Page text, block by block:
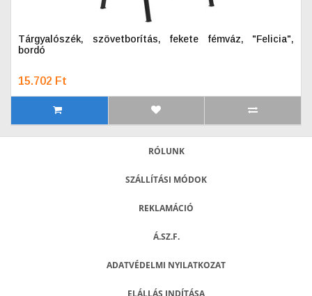
Tárgyalószék, szövetborítás, fekete fémváz, "Felicia",
bordó
15.702 Ft
RÓLUNK
SZÁLLÍTÁSI MÓDOK
REKLAMÁCIÓ
Á.SZ.F.
ADATVÉDELMI NYILATKOZAT
ELÁLLÁS INDÍTÁSA